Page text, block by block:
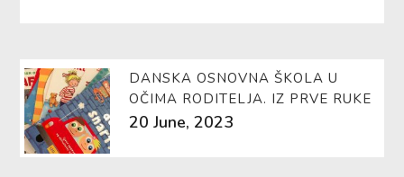
DANSKA OSNOVNA ŠKOLA U
OČIMA RODITELJA. IZ PRVE RUKE
20 June, 2023